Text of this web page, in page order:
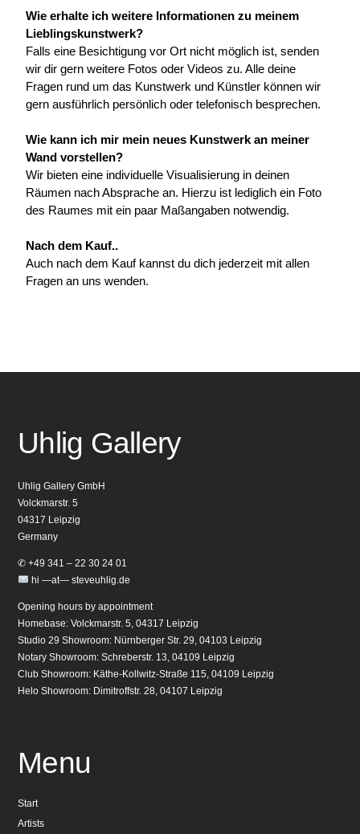
Wie erhalte ich weitere Informationen zu meinem
Lieblingskunstwerk?
Falls eine Besichtigung vor Ort nicht möglich ist, senden
wir dir gern weitere Fotos oder Videos zu. Alle deine
Fragen rund um das Kunstwerk und Künstler können wir
gern ausführlich persönlich oder telefonisch besprechen.
Wie kann ich mir mein neues Kunstwerk an meiner
Wand vorstellen?
Wir bieten eine individuelle Visualisierung in deinen
Räumen nach Absprache an. Hierzu ist lediglich ein Foto
des Raumes mit ein paar Maßangaben notwendig.
Nach dem Kauf..
Auch nach dem Kauf kannst du dich jederzeit mit allen
Fragen an uns wenden.
Uhlig Gallery
Uhlig Gallery GmbH
Volckmarstr. 5
04317 Leipzig
Germany
✆ +49 341 – 22 30 24 01
hi —at— steveuhlig.de
Opening hours by appointment
Homebase: Volckmarstr. 5, 04317 Leipzig
Studio 29 Showroom: Nürnberger Str. 29, 04103 Leipzig
Notary Showroom: Schreberstr. 13, 04109 Leipzig
Club Showroom: Käthe-Kollwitz-Straße 115, 04109 Leipzig
Helo Showroom: Dimitroffstr. 28, 04107 Leipzig
Menu
Start
Artists